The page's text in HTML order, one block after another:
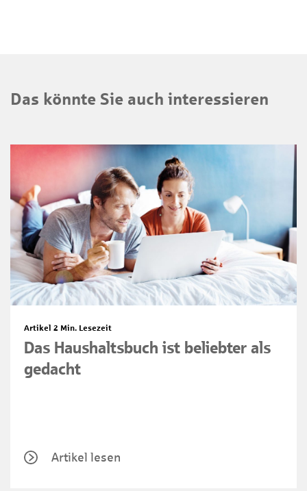
Das könnte Sie auch interessieren
Artikel 2 Min. Lesezeit
Das Haushaltsbuch ist beliebter als
gedacht
Artikel lesen